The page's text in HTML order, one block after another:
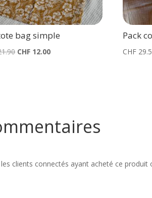
bag simple
Le
CHF 12.00Le
Pack
CHF
les clients connectés ayant acheté ce produit